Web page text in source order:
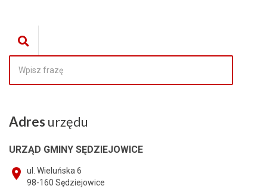
Adres urzędu
URZĄD GMINY SĘDZIEJOWICE
ul. Wieluńska 6
98-160 Sędziejowice